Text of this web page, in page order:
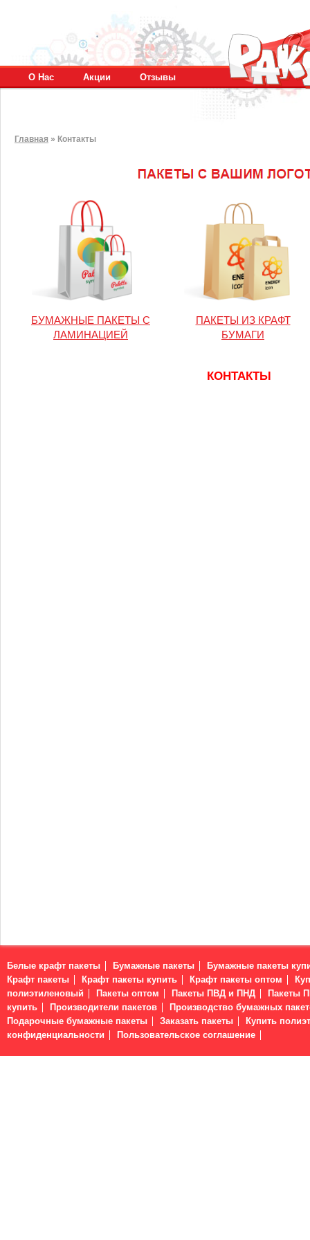
О Нас Акции Отзывы
Главная » Контакты
БУМАЖНЫЕ ПАКЕТЫ С
ЛАМИНАЦИЕЙ
ПАКЕТЫ ИЗ КРАФТ
БУМАГИ
КОНТАКТЫ
Белые крафт пакеты Бумажные пакеты
Бумажные пакеты
Крафт пакеты
Крафт пакеты купить Крафт пакеты оптом
полиэтиленовый
Пакеты оптом Пакеты ПВД и ПНД
Пакеты
купить
Производители пакетов
Производство бумажных
Подарочные бумажные пакеты
Заказать пакеты
Купить
конфиденциальности
Пользовательское соглашение